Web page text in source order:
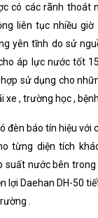
có các rãnh thoát
liên tục nhiều giờ
yên tĩnh do sử
áp lực nước tốt
sử dụng cho
, trường học , bệnh
đèn báo tín hiệu với
từng diện tích
suất nước bên
lợi Daehan DH-50
.